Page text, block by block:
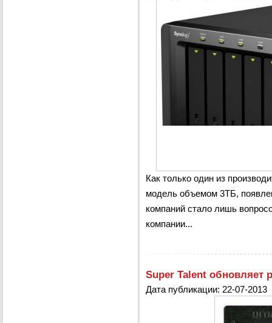
Как только один из
модель объемом 3ТБ,
компаний стало лишь
компании...
Super Talent обновляет
Дата публикации: 22-07-2013